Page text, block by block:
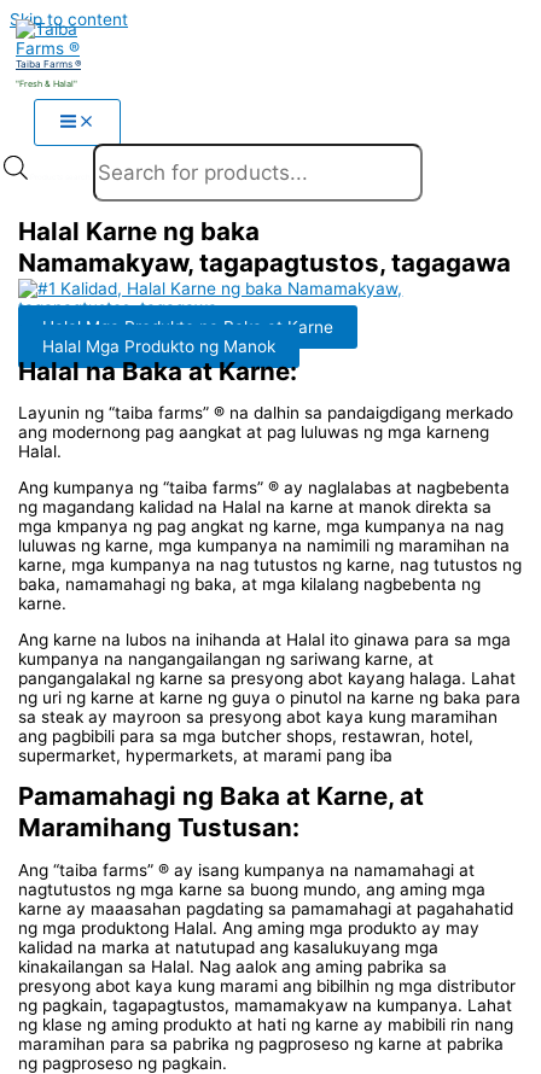
Skip to content
Taiba Farms ®
"Fresh & Halal"
Halal Karne ng baka
Namamakyaw, tagapagtustos, tagagawa
Halal Mga Produkto na Baka at Karne
Halal Mga Produkto ng Manok
Halal na Baka at Karne:
Layunin ng “taiba farms” ® na dalhin sa pandaigdigang merkado
ang modernong pag aangkat at pag luluwas ng mga karneng
Halal.
Ang kumpanya ng “taiba farms” ® ay naglalabas at nagbebenta
ng magandang kalidad na Halal na karne at manok direkta sa
mga kmpanya ng pag angkat ng karne, mga kumpanya na nag
luluwas ng karne, mga kumpanya na namimili ng maramihan na
karne, mga kumpanya na nag tutustos ng karne, nag tutustos ng
baka, namamahagi ng baka, at mga kilalang nagbebenta ng
karne.
Ang karne na lubos na inihanda at Halal ito ginawa para sa mga
kumpanya na nangangailangan ng sariwang karne, at
pangangalakal ng karne sa presyong abot kayang halaga. Lahat
ng uri ng karne at karne ng guya o pinutol na karne ng baka para
sa steak ay mayroon sa presyong abot kaya kung maramihan
ang pagbibili para sa mga butcher shops, restawran, hotel,
supermarket, hypermarkets, at marami pang iba
Pamamahagi ng Baka at Karne, at
Maramihang Tustusan:
Ang “taiba farms” ® ay isang kumpanya na namamahagi at
nagtutustos ng mga karne sa buong mundo, ang aming mga
karne ay maaasahan pagdating sa pamamahagi at pagahahatid
ng mga produktong Halal. Ang aming mga produkto ay may
kalidad na marka at natutupad ang kasalukuyang mga
kinakailangan sa Halal. Nag aalok ang aming pabrika sa
presyong abot kaya kung marami ang bibilhin ng mga distributor
ng pagkain, tagapagtustos, mamamakyaw na kumpanya. Lahat
ng klase ng aming produkto at hati ng karne ay mabibili rin nang
maramihan para sa pabrika ng pagproseso ng karne at pabrika
ng pagproseso ng pagkain.